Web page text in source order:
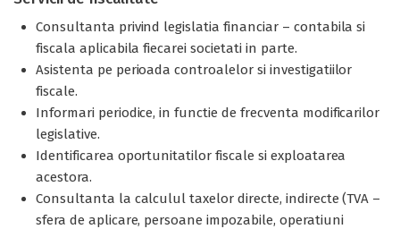
Consultanta privind legislatia financiar – contabila si
fiscala aplicabila fiecarei societati in parte.
Asistenta pe perioada controalelor si investigatiilor
fiscale.
Informari periodice, in functie de frecventa modificarilor
legislative.
Identificarea oportunitatilor fiscale si exploatarea
acestora.
Consultanta la calculul taxelor directe, indirecte (TVA –
sfera de aplicare, persoane impozabile, operatiuni